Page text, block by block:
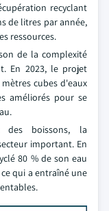
recyclant
de litres par année,
ressources.
de la complexité
En 2023, le projet
cubes d'eaux
améliorés pour se
boissons, la
important. En
80 % de son eau
qui a entraîné une